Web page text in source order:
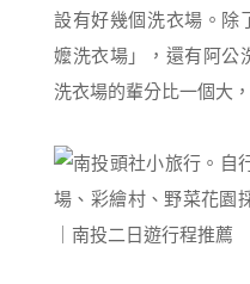
設有好幾個洗衣場。除
嬤洗衣場」，還有阿公
洗衣場的輩分比一個大